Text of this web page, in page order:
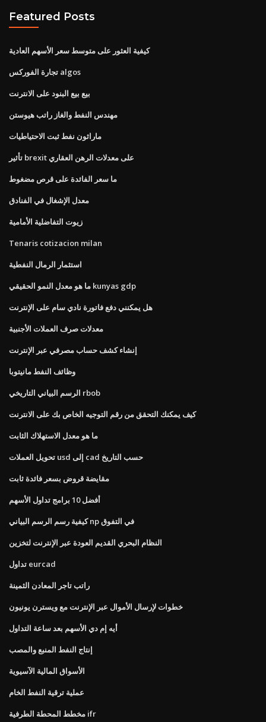
Featured Posts
كيفية العثور على متوسط ​​سعر الأسهم العادية
تجارة الفوركس algos
بيع بيع البنود على الانترنت
مهندس النفط والغاز راتب هيوستن
ماراثون نفط ثبت الاحتياطيات
تأثير brexit على معدلات الرهن العقاري
ما سعر الفائدة على قرص مضغوط
معدل الإشغال في الفنادق
زيوت التفاضلية الأمامية
Tenaris cotizacion milan
استثمار الرمال النفطية
ما هو معدل النمو الحقيقي kunyas gdp
هل يمكنني دفع فاتورة نادي سام على الإنترنت
معدلات صرف العملات الأجنبية
إنشاء كشف حساب مصرفي عبر الإنترنت
وظائف النفط مانيتوبا
الرسم البياني التاريخي rbob
كيف يمكنك التحقق من رقم التوجيه الخاص بك على الانترنت
ما هو معدل الاستهلاك الثابت
تحويل العملات usd إلى cad حسب التاريخ
مقايضة قروض بسعر فائدة ثابت
أفضل 10 برامج تداول الأسهم
كيفية رسم الرسم البياني np في التفوق
النظام البحري القديم العودة عبر الإنترنت لتخزين
تداول eurcad
راتب تاجر المعادن الثمينة
خطوات لإرسال الأموال عبر الإنترنت مع ويسترن يونيون
أيه إم دي الأسهم بعد ساعة التداول
إنتاج النفط المنبع والمصب
الأسواق المالية الآسيوية
عملية ترقية النفط الخام
مخطط المحطة الطرفية ifr